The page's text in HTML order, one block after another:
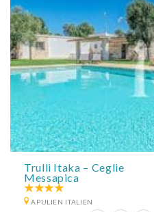
Trulli Itaka – Ceglie
Messapica
APULIEN ITALIEN